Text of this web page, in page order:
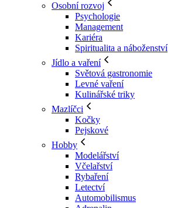
Osobní rozvoj
Psychologie
Management
Kariéra
Spiritualita a náboženství
Jídlo a vaření
Světová gastronomie
Levné vaření
Kulinářské triky
Mazlíčci
Kočky
Pejskové
Hobby
Modelářství
Včelařství
Rybaření
Letectví
Automobilismus